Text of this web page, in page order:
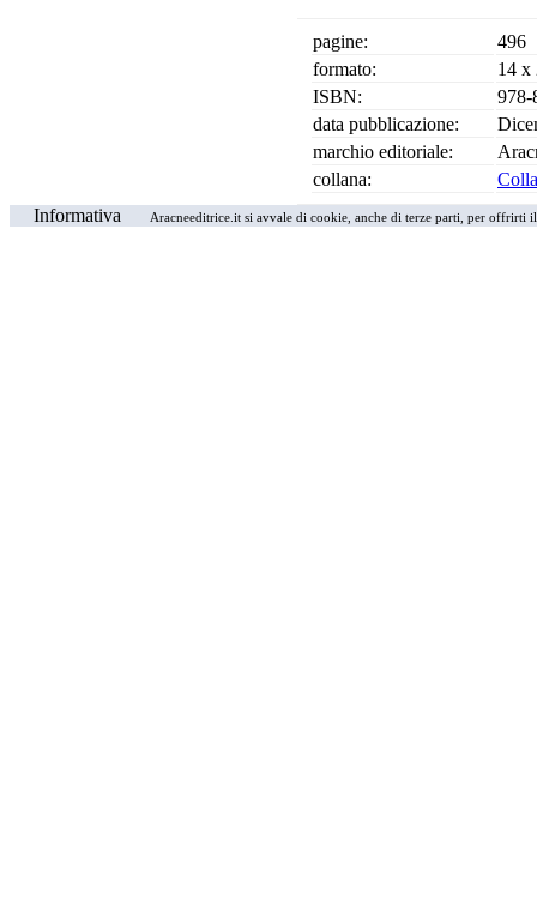
pagine:
496
formato:
14 x
ISBN:
978-
data pubblicazione:
marchio editoriale:
collana:
Informativa
Aracneeditrice.it si avvale di cookie, anche di terze parti, per